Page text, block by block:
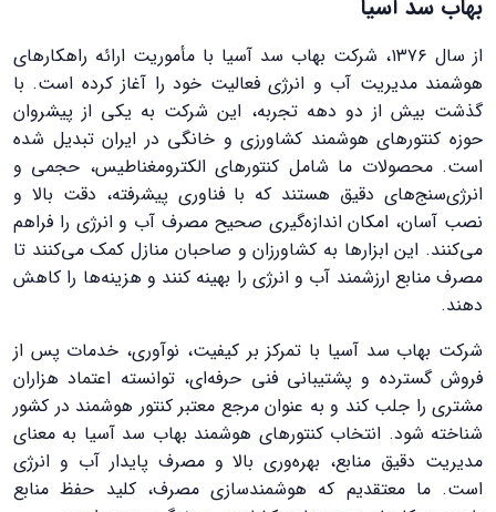
بهاب سد آسیا
از سال ۱۳۷۶، شرکت بهاب سد آسیا با مأموریت ارائه راهکارهای
هوشمند مدیریت آب و انرژی فعالیت خود را آغاز کرده است. با
گذشت بیش از دو دهه تجربه، این شرکت به یکی از پیشروان
حوزه کنتورهای هوشمند کشاورزی و خانگی در ایران تبدیل شده
است. محصولات ما شامل کنتورهای الکترومغناطیس، حجمی و
انرژی‌سنج‌های دقیق هستند که با فناوری پیشرفته، دقت بالا و
نصب آسان، امکان اندازه‌گیری صحیح مصرف آب و انرژی را فراهم
می‌کنند. این ابزارها به کشاورزان و صاحبان منازل کمک می‌کنند تا
مصرف منابع ارزشمند آب و انرژی را بهینه کنند و هزینه‌ها را کاهش
دهند.
شرکت بهاب سد آسیا با تمرکز بر کیفیت، نوآوری، خدمات پس از
فروش گسترده و پشتیبانی فنی حرفه‌ای، توانسته اعتماد هزاران
مشتری را جلب کند و به عنوان مرجع معتبر کنتور هوشمند در کشور
شناخته شود. انتخاب کنتورهای هوشمند بهاب سد آسیا به معنای
مدیریت دقیق منابع، بهره‌وری بالا و مصرف پایدار آب و انرژی
است. ما معتقدیم که هوشمندسازی مصرف، کلید حفظ منابع